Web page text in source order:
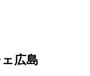
広島